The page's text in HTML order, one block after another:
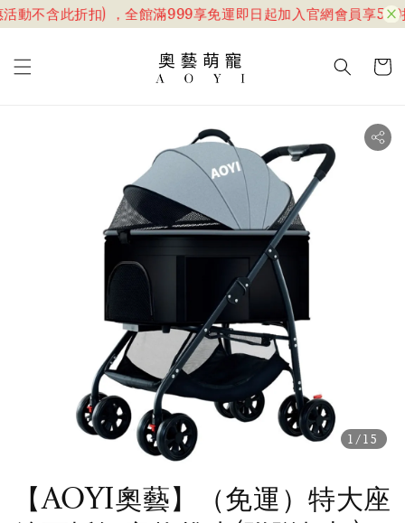
動不含此折扣) ，全館滿999享免運即日起加入官網會員享599
1 /15
【AOYI奧藝】（免運）特大座